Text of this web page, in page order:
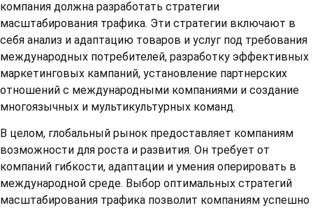
компания должна разработать стратегии
масштабирования трафика. Эти стратегии включают в
себя анализ и адаптацию товаров и услуг под требования
международных потребителей, разработку эффективных
маркетинговых кампаний, установление партнерских
отношений с международными компаниями и создание
многоязычных и мультикультурных команд.
В целом, глобальный рынок предоставляет компаниям
возможности для роста и развития. Он требует от
компаний гибкости, адаптации и умения оперировать в
международной среде. Выбор оптимальных стратегий
масштабирования трафика позволит компаниям успешно